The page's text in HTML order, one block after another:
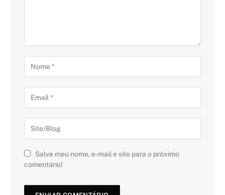
Salve meu nome, e-mail e site para o próximo
comentário!